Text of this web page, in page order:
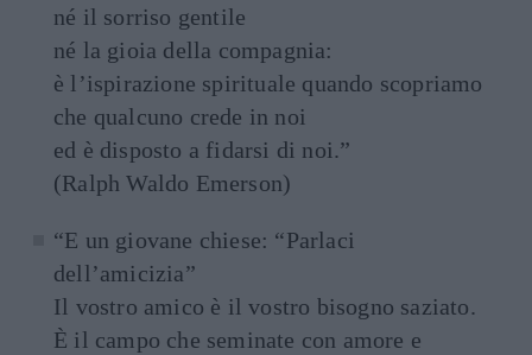
né il sorriso gentile
né la gioia della compagnia:
è l’ispirazione spirituale quando scopriamo
che qualcuno crede in noi
ed è disposto a fidarsi di noi.”
(Ralph Waldo Emerson)
“E un giovane chiese: “Parlaci
dell’amicizia”
Il vostro amico è il vostro bisogno saziato.
È il campo che seminate con amore e